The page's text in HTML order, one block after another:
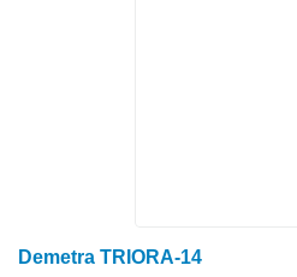
Demetra TRIORA-14